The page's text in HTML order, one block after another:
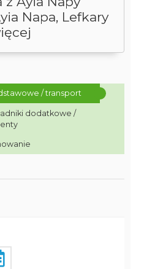
Napa, Lefkary
/ transport
dodatkowe /